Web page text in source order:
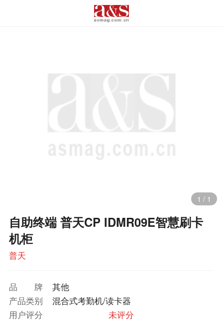
1 / 1
自助终端 普天CP IDMR09E智慧刷卡
机柜
普天
品牌
其他
产品类别
混合式考勤机/读卡器
用户评分
未评分